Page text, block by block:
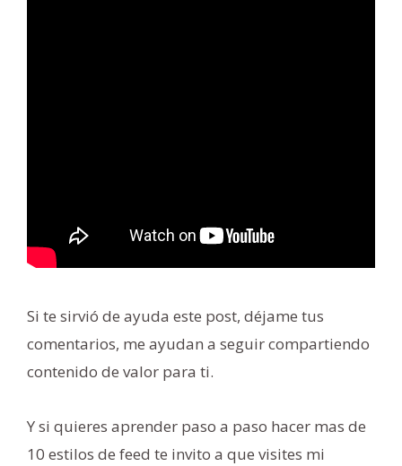
Si te sirvió de ayuda este post, déjame tus
comentarios, me ayudan a seguir compartiendo
contenido de valor para ti.
Y si quieres aprender paso a paso hacer mas de
10 estilos de feed te invito a que visites mi